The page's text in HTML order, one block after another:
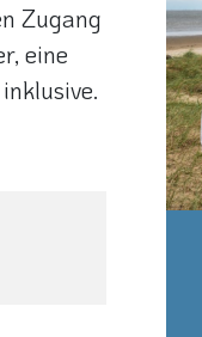
Zugang
eine